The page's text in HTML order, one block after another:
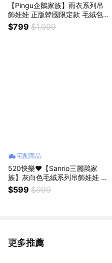
【Pingu企鵝家族】雨衣系列吊
飾娃娃 正版韓國限定款 毛絨包
包掛件 可愛包包吊飾吊墜 背包
裝飾 絨毛娃娃公仔鑰匙圈 閨蜜
$799 $1,099
宅配商品
520快樂❤️【Sanrio三麗鷗家
族】灰白色毛絨系列吊飾娃娃 正
版韓國限定款 美樂蒂 大耳狗 庫
洛米 帕恰狗 凱蒂貓hello kitty 布
$599 $999
更多推薦
看更多